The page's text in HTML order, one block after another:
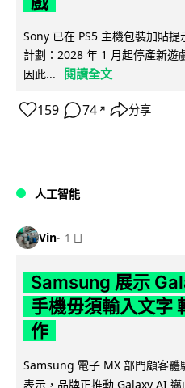
Sony 已在 PS5 主機包裝加貼
計劃：2028 年 1 月起停產新遊
因此...
閱讀全文
159 74 ↗ 分享
人工智能
Vin 1 日
Samsung 展示
手機毋須輸入文字
作
Samsung 電子 MX 部門顧客體
表示，品牌正推動 Galaxy AI